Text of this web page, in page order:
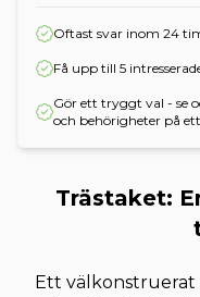
Oftast svar inom 24
Få upp till 5
Gör ett tryggt val - se
och behörigheter på
Trästaket:
Ett välkonstruerat